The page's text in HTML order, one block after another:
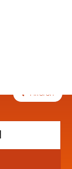
Filteren